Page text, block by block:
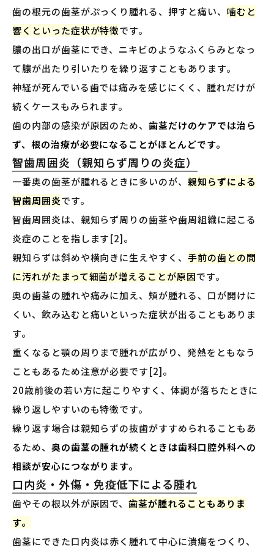
歯の根元の歯茎がぷっくり腫れる、押すと痛い、 噛むと
響くといった症状が特徴です。
膿の出口が歯茎にでき、ニキビのようなふくらみとなっ
て膿が出たり引いたりを繰り返すこともあります。
神経が死んでいる歯では痛みを感じにくく、腫れだけが
続くケースもみられます。
歯の内部の感染が原因のため、歯茎だけのケアでは治ら
ず、根の治療が必要になることがほとんどです。
智歯周囲炎（親知らず周りの炎症）
一番奥の歯茎が腫れるときに多いのが、 親知らずによる
智歯周囲炎です。
智歯周囲炎は、親知らず周りの歯茎や歯周組織に起こる
炎症のことを指します[2]。
親知らずは斜めや横向きに生えやすく、 手前の歯との間
に汚れがたまって細菌が増えることが原因です。
奥の歯茎の腫れや痛みに加え、頬が腫れる、口が開けに
くい、飲み込むと痛いといった症状が出ることもありま
す。
重くなると顎の周りまで腫れが広がり、発熱をともなう
こともあるため注意が必要です[2]。
20歳前後の若い方に起こりやすく、体調が落ちたときに
繰り返しやすいのも特徴です。
繰り返す場合は親知らずの抜歯がすすめられることもあ
るため、 奥の歯茎の腫れが続くときは歯科口腔外科への
相談が安心につながります。
口内炎・外傷・免疫低下による腫れ
歯やその根以外が原因で、歯茎が腫れることもありま
す。
歯茎にできた口内炎は赤く腫れて中心に潰瘍をつくり、